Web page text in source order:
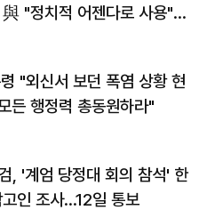
"정치적 어젠다로 사용"
"외신서 보던 폭염 상황 현
든 행정력 총동원하라"
, '계엄 당정대 회의 참석' 한
인 조사...12일 통보